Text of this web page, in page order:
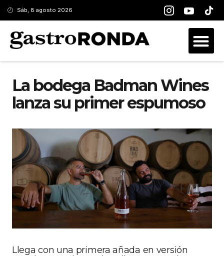
Sáb, 8 agosto 2026
La bodega Badman Wines
lanza su primer espumoso
Llega con una primera añada en versión